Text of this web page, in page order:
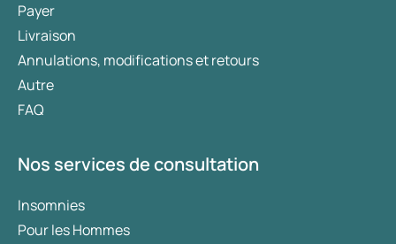
Payer
Livraison
Annulations, modifications et retours
Autre
FAQ
Nos services de consultation
Insomnies
Pour les Hommes